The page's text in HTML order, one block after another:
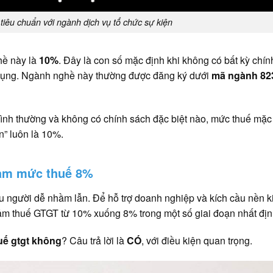
chuẩn với ngành dịch vụ tổ chức sự kiện
này là 10%. Đây là con số mặc định khi không có bất kỳ
Ngành nghề này thường được đăng ký dưới mã ngành
thường và không có chính sách đặc biệt nào, mức thuế
luôn là 10%.
mức thuế 8%
dễ nhầm lẫn. Để hỗ trợ doanh nghiệp và kích cầu nền
thuế GTGT từ 10% xuống 8% trong một số giai đoạn nhất
gtgt không? Câu trả lời làCÓ, với điều kiện quan trọng.